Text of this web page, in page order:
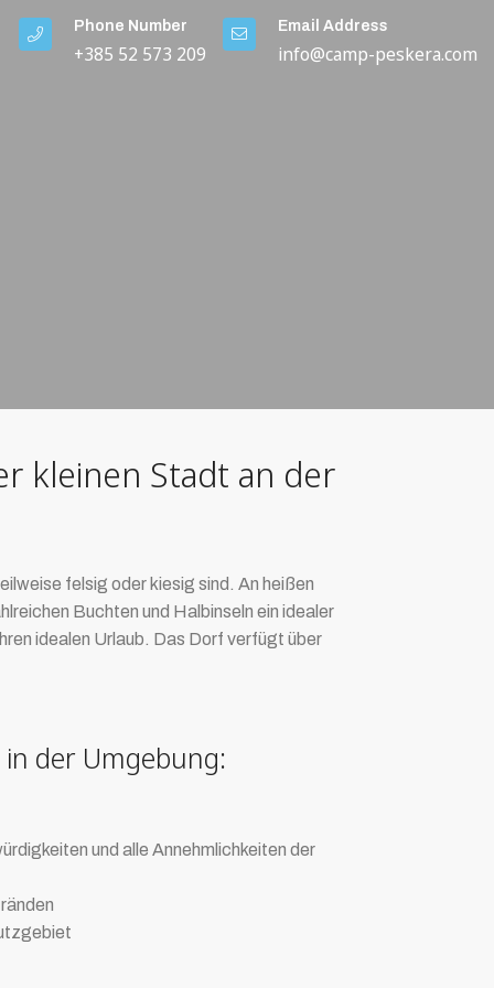
Phone Number
+385 52 573 209
Email Address
info@camp-peskera.com
kleinen Stadt an der
felsig oder kiesig sind. An heißen
Buchten und Halbinseln ein idealer
idealen Urlaub. Das Dorf verfügt über
der Umgebung:
und alle Annehmlichkeiten der